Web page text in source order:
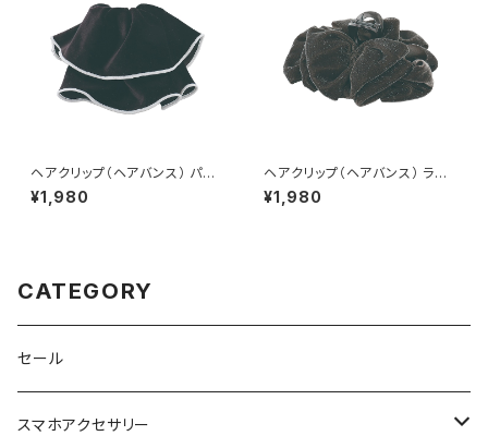
ヘアクリップ（ヘアバンス） パイ
ピング×フリル HHC0596-BK
（ブラック）
¥1,980
ヘアクリップ（ヘアバンス） ラメ
HHC0593-GY（グレー）
¥1,980
CATEGORY
セール
スマホアクセサリー